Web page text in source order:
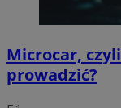
Microcar,
prowadzić?